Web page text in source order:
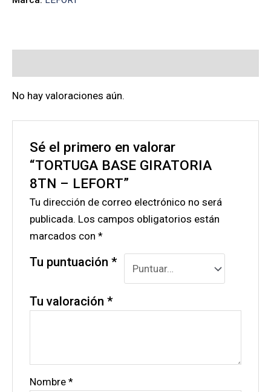
No hay valoraciones aún.
Sé el primero en valorar
“TORTUGA BASE GIRATORIA
8TN – LEFORT”
Tu dirección de correo electrónico no será
publicada. Los campos obligatorios están
marcados con*
Tu puntuación*
Tu valoración*
Nombre*